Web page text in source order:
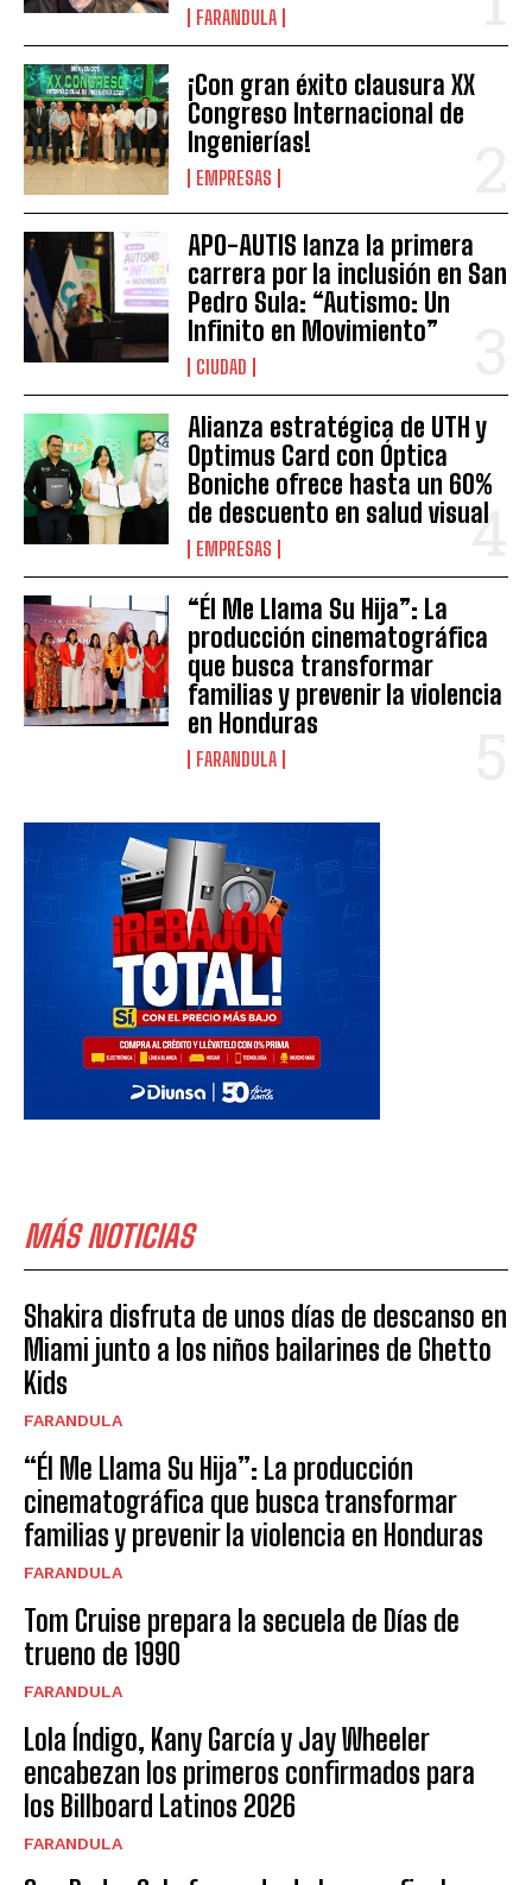
FARANDULA
¡Con gran éxito clausura XX
Congreso Internacional de
Ingenierías!
EMPRESAS
APO-AUTIS lanza la primera
carrera por la inclusión en San
Pedro Sula: “Autismo: Un
Infinito en Movimiento”
CIUDAD
Alianza estratégica de UTH y
Optimus Card con Óptica
Boniche ofrece hasta un 60%
de descuento en salud visual
EMPRESAS
“Él Me Llama Su Hija”: La
producción cinematográfica
que busca transformar
familias y prevenir la violencia
en Honduras
FARANDULA
MÁS NOTICIAS
Shakira disfruta de unos días de descanso en
Miami junto a los niños bailarines de Ghetto
Kids
FARANDULA
“Él Me Llama Su Hija”: La producción
cinematográfica que busca transformar
familias y prevenir la violencia en Honduras
FARANDULA
Tom Cruise prepara la secuela de Días de
trueno de 1990
FARANDULA
Lola Índigo, Kany García y Jay Wheeler
encabezan los primeros confirmados para
los Billboard Latinos 2026
FARANDULA